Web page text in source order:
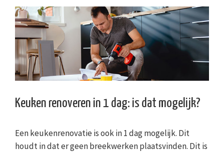
Keuken renoveren in 1 dag: is dat mogelijk?
Een keukenrenovatie is ook in 1 dag mogelijk. Dit
houdt in dat er geen breekwerken plaatsvinden. Dit is